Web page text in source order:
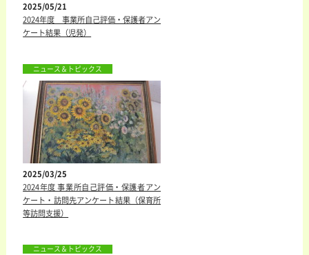
2025/05/21
2024年度 事業所自己評価・保護者アン
ケート結果（児発）
ニュース＆トピックス
2025/03/25
2024年度 事業所自己評価・保護者アン
ケート・訪問先アンケート結果（保育所
等訪問支援）
ニュース＆トピックス